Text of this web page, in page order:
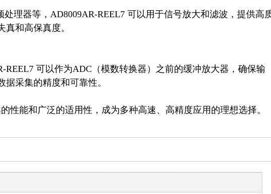
和高保真度。
采集的精度和可靠性。
性能和广泛的适用性，成为多种高速、高精度应用的理想选择。